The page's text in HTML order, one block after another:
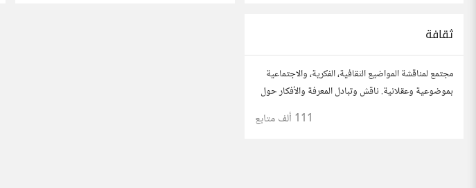
ثقافة
مجتمع لمناقشة المواضيع الثقافية، الفكرية، والاجتماعية
بموضوعية وعقلانية. ناقش وتبادل المعرفة والأفكار حول
111 ألف متابع